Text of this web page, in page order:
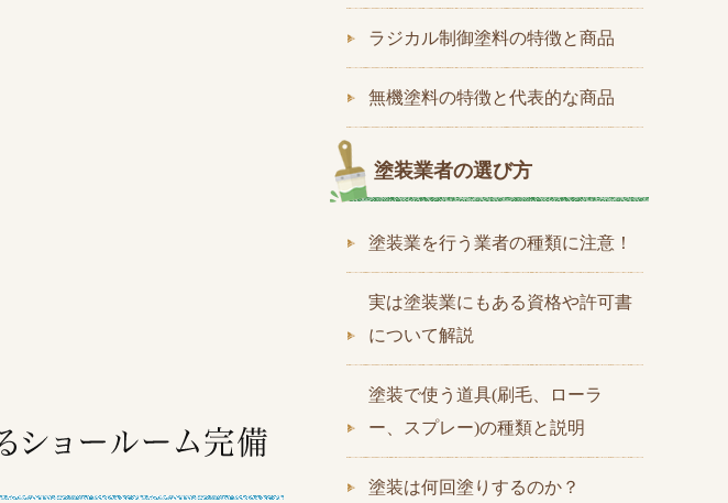
ラジカル制御塗料の特徴と商品
無機塗料の特徴と代表的な商品
塗装業者の選び方
塗装業を行う業者の種類に注意！
実は塗装業にもある資格や許可書
について解説
塗装で使う道具(刷毛、ローラ
ー、スプレー)の種類と説明
塗装は何回塗りするのか？